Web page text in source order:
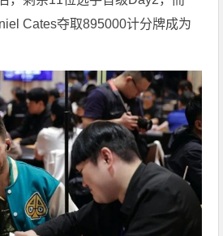
Cates夺取895000计分牌成为